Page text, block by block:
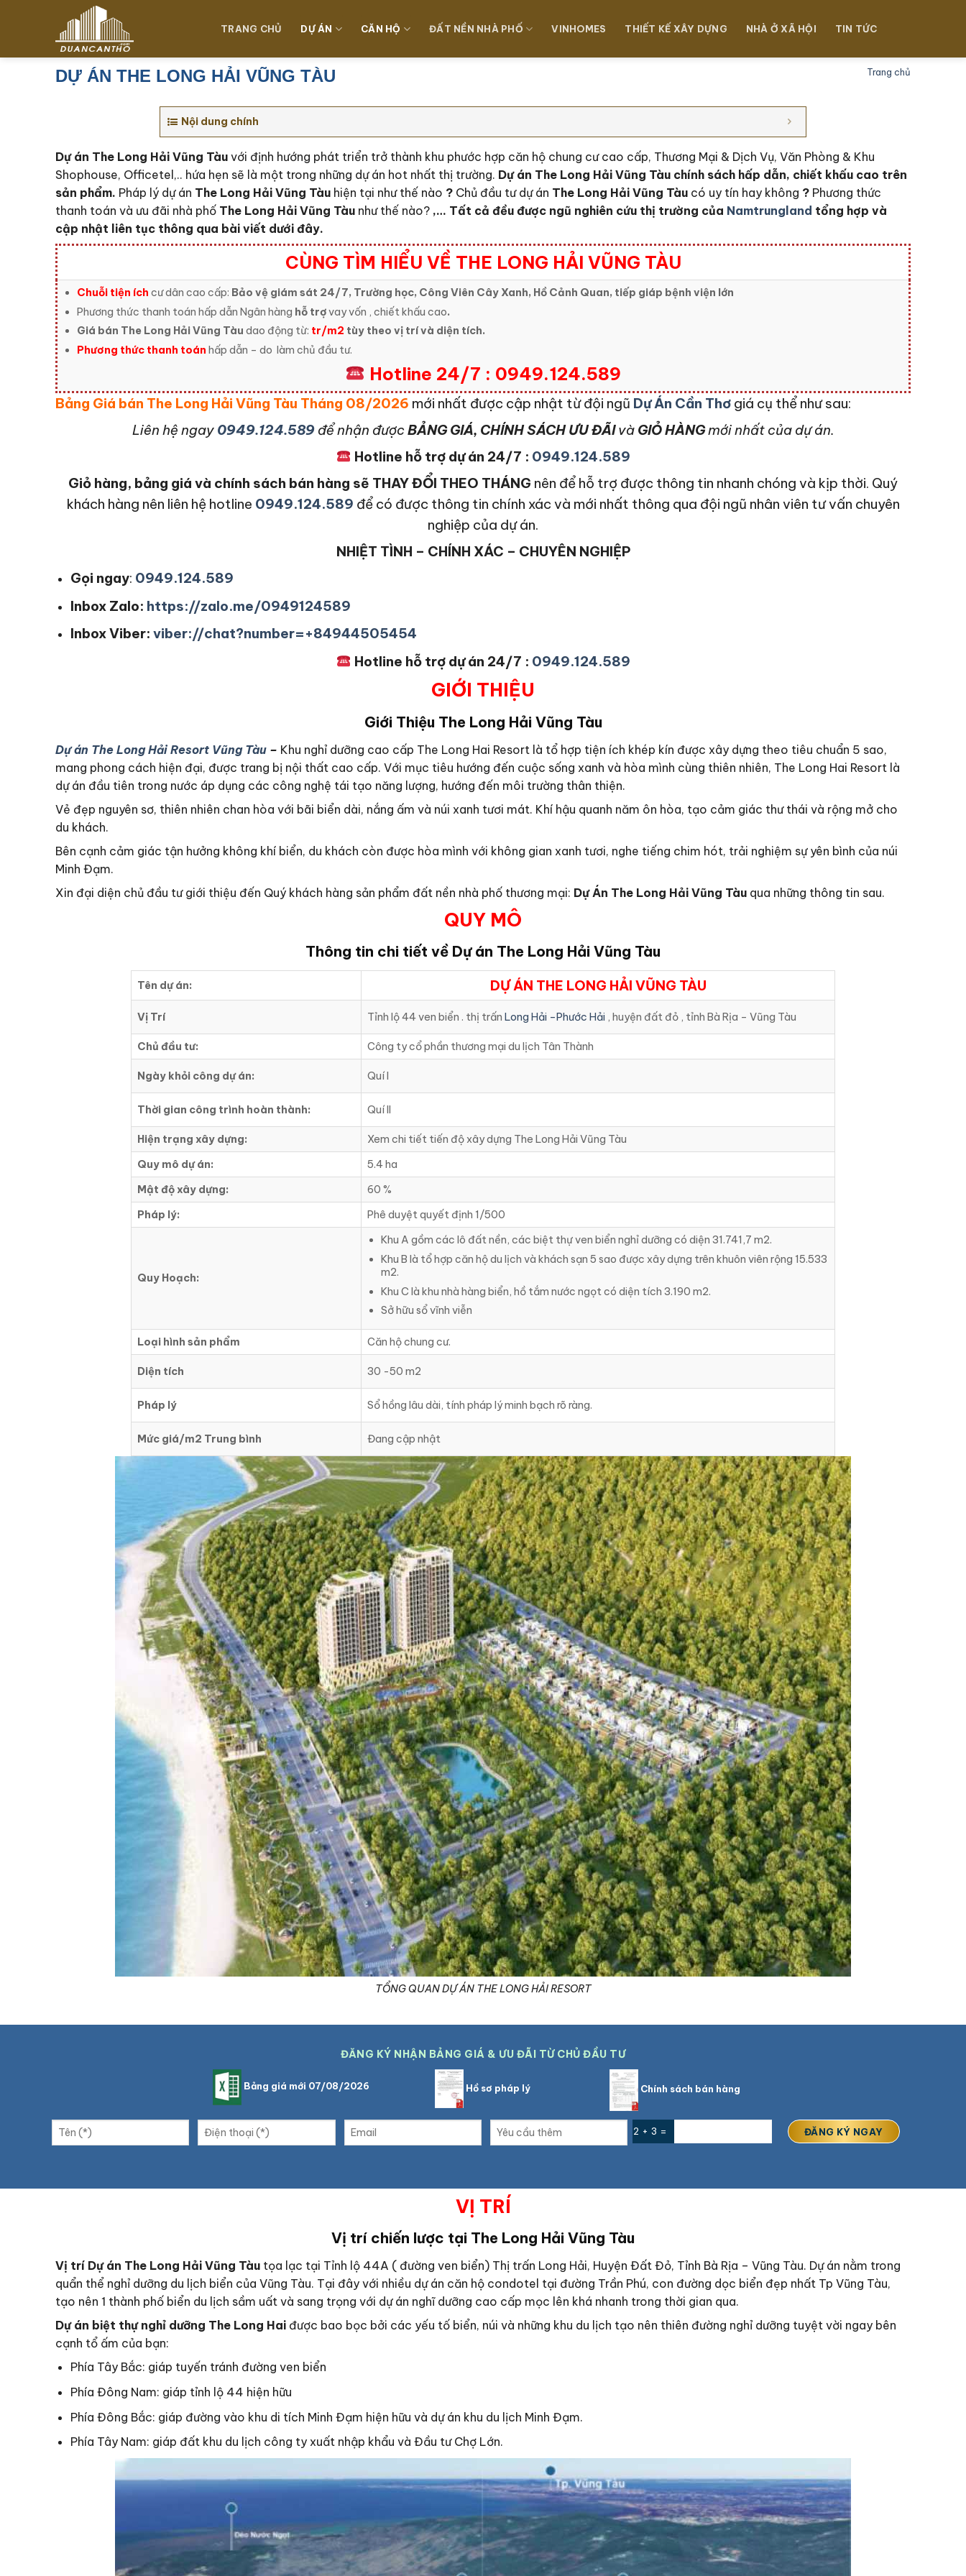
dung
TRANG CHỦ DỰ ÁN CĂN HỘ ĐẤT NỀN NHÀ PHỐ VINHOMES THIẾT KẾ XÂY DỰNG NHÀ Ở XÃ HỘI TIN TỨC
DỰ ÁN THE LONG HẢI VŨNG TÀU Trang chủ
Nội dung chính
Dự án The Long Hải Vũng Tàu với định hướng phát triển trở thành khu phước hợp căn hộ chung cư cao cấp, Thương Mại & Dịch Vụ, Văn Phòng & Khu
Shophouse, Officetel,.. hứa hẹn sẽ là một trong những dự án hot nhất thị trường. Dự án The Long Hải Vũng Tàu chính sách hấp dẫn, chiết khấu cao trên
sản phẩm. Pháp lý dự án The Long Hải Vũng Tàu hiện tại như thế nào ? Chủ đầu tư dự án The Long Hải Vũng Tàu có uy tín hay không ? Phương thức
thanh toán và ưu đãi nhà phố The Long Hải Vũng Tàu như thế nào? ,… Tất cả đều được ngũ nghiên cứu thị trường của Namtrungland tổng hợp và
cập nhật liên tục thông qua bài viết dưới đây.
CÙNG TÌM HIỂU VỀ THE LONG HẢI VŨNG TÀU
Chuỗi tiện ích cư dân cao cấp: Bảo vệ giám sát 24/7, Trường học, Công Viên Cây Xanh, Hồ Cảnh Quan, tiếp giáp bệnh viện lớn
Phương thức thanh toán hấp dẫn Ngân hàng hỗ trợvay vốn , chiết khấu cao.
Giá bán The Long Hải Vũng Tàu dao động từ: tr/m2 tùy theo vị trí và diện tích.
Phương thức thanh toán hấp dẫn – do làm chủ đầu tư.
Hotline 24/7 : 0949.124.589
Bảng Giá bán The Long Hải Vũng Tàu Tháng 08/2026 mới nhất được cập nhật từ đội ngũ Dự Án Cần Thơ giá cụ thể như sau:
Liên hệ ngay 0949.124.589để nhận được BẢNG GIÁ, CHÍNH SÁCH ƯU ĐÃIvàGIỎ HÀNGmới nhất của dự án.
Hotline hỗ trợ dự án 24/7 : 0949.124.589
Giỏ hàng, bảng giá và chính sách bán hàng sẽ THAY ĐỔI THEO THÁNG nên để hỗ trợ được thông tin nhanh chóng và kịp thời. Quý
khách hàng nên liên hệ hotline 0949.124.589 để có được thông tin chính xác và mới nhất thông qua đội ngũ nhân viên tư vấn chuyên
nghiệp của dự án.
NHIỆT TÌNH – CHÍNH XÁC – CHUYÊN NGHIỆP
Gọi ngay: 0949.124.589
Inbox Zalo: https://zalo.me/0949124589
Inbox Viber: viber://chat?number=+84944505454
Hotline hỗ trợ dự án 24/7 : 0949.124.589
GIỚI THIỆU
Giới Thiệu The Long Hải Vũng Tàu
Dự án The Long Hải Resort Vũng Tàu – Khu nghỉ dưỡng cao cấp The Long Hai Resort là tổ hợp tiện ích khép kín được xây dựng theo tiêu chuẩn 5 sao,
mang phong cách hiện đại, được trang bị nội thất cao cấp. Với mục tiêu hướng đến cuộc sống xanh và hòa mình cùng thiên nhiên, The Long Hai Resort là
dự án đầu tiên trong nước áp dụng các công nghệ tái tạo năng lượng, hướng đến môi trường thân thiện.
Vẻ đẹp nguyên sơ, thiên nhiên chan hòa với bãi biển dài, nắng ấm và núi xanh tươi mát. Khí hậu quanh năm ôn hòa, tạo cảm giác thư thái và rộng mở cho
du khách.
Bên cạnh cảm giác tận hưởng không khí biển, du khách còn được hòa mình với không gian xanh tươi, nghe tiếng chim hót, trải nghiệm sự yên bình của núi
Minh Đạm.
Xin đại diện chủ đầu tư giới thiệu đến Quý khách hàng sản phẩm đất nền nhà phố thương mại: Dự Án The Long Hải Vũng Tàu qua những thông tin sau.
QUY MÔ
Thông tin chi tiết về Dự án The Long Hải Vũng Tàu
Tên dự án: DỰ ÁN THE LONG HẢI VŨNG TÀU
Vị Trí Tỉnh lộ 44 ven biển . thị trấn Long Hải –Phước Hải , huyện đất đỏ , tỉnh Bà Rịa – Vũng Tàu
Chủ đầu tư: Công ty cổ phần thương mại du lịch Tân Thành
Ngày khỏi công dự án: Quí I
Thời gian công trình hoàn thành: Quí II
Hiện trạng xây dựng:
Xem chi tiết tiến độ xây dựng The Long Hải Vũng Tàu
Quy mô dự án:
5.4 ha
Mật độ xây dựng:
60 %
Pháp lý:
Phê duyệt quyết định 1/500
Quy Hoạch:
Khu A gồm các lô đất nền, các biệt thự ven biển nghỉ dưỡng có diện 31.741,7 m2.
Khu B là tổ hợp căn hộ du lịch và khách sạn 5 sao được xây dựng trên khuôn viên rộng 15.533
m2.
Khu C là khu nhà hàng biển, hồ tắm nước ngọt có diện tích 3.190 m2.
Sở hữu sổ vĩnh viễn
Loại hình sản phẩm Căn hộ chung cư.
Diện tích 30 -50 m2
Pháp lý Sổ hồng lâu dài, tính pháp lý minh bạch rõ ràng.
Mức giá/m2 Trung bình Đang cập nhật
TỔNG QUAN DỰ ÁN THE LONG HẢI RESORT
ĐĂNG KÝ NHẬN BẢNG GIÁ & ƯU ĐÃI TỪ CHỦ ĐẦU TƯ
Bảng giá mới 07/08/2026 Hồ sơ pháp lý Chính sách bán hàng
2 + 3 =
VỊ TRÍ
Vị trí chiến lược tại The Long Hải Vũng Tàu
Vị trí Dự án The Long Hải Vũng Tàu tọa lạc tại Tỉnh lộ 44A ( đường ven biển) Thị trấn Long Hải, Huyện Đất Đỏ, Tỉnh Bà Rịa – Vũng Tàu. Dự án nằm trong
quẩn thể nghỉ dưỡng du lịch biển của Vũng Tàu. Tại đây với nhiều dự án căn hộ condotel tại đường Trần Phú, con đường dọc biển đẹp nhất Tp Vũng Tàu,
tạo nên 1 thành phố biển du lịch sầm uất và sang trọng với dự án nghĩ dưỡng cao cấp mọc lên khá nhanh trong thời gian qua.
Dự án biệt thự nghỉ dưỡng The Long Hai được bao bọc bởi các yếu tố biển, núi và những khu du lịch tạo nên thiên đường nghỉ dưỡng tuyệt vời ngay bên
cạnh tổ ấm của bạn:
Phía Tây Bắc: giáp tuyến tránh đường ven biển
Phía Đông Nam: giáp tỉnh lộ 44 hiện hữu
Phía Đông Bắc: giáp đường vào khu di tích Minh Đạm hiện hữu và dự án khu du lịch Minh Đạm.
Phía Tây Nam: giáp đất khu du lịch công ty xuất nhập khẩu và Đầu tư Chợ Lớn.